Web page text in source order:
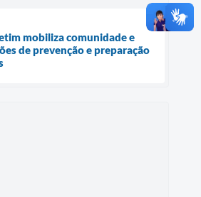
mobiliza comunidade e
de prevenção e preparação